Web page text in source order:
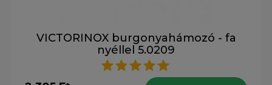
VICTORINOX burgonyahámozó - fa
nyéllel 5.0209